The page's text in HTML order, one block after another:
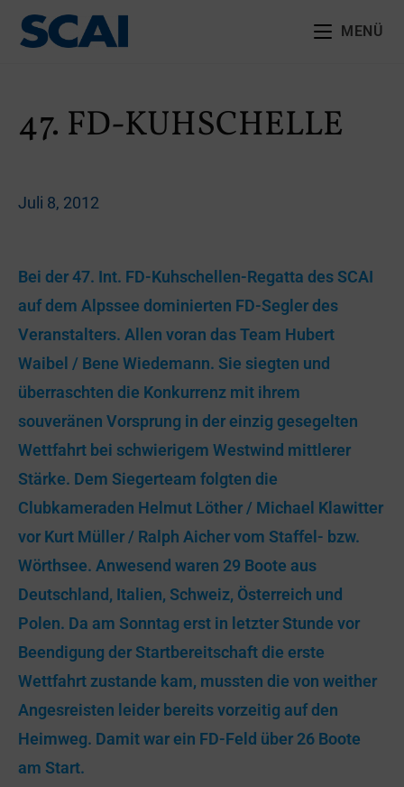
MENÜ
47. FD-KUHSCHELLE
Juli 8, 2012
Bei der 47. Int. FD-Kuhschellen-Regatta des SCAI
auf dem Alpssee dominierten FD-Segler des
Veranstalters. Allen voran das Team Hubert
Waibel / Bene Wiedemann. Sie siegten und
überraschten die Konkurrenz mit ihrem
souveränen Vorsprung in der einzig gesegelten
Wettfahrt bei schwierigem Westwind mittlerer
Stärke. Dem Siegerteam folgten die
Clubkameraden Helmut Löther / Michael Klawitter
vor Kurt Müller / Ralph Aicher vom Staffel- bzw.
Wörthsee. Anwesend waren 29 Boote aus
Deutschland, Italien, Schweiz, Österreich und
Polen. Da am Sonntag erst in letzter Stunde vor
Beendigung der Startbereitschaft die erste
Wettfahrt zustande kam, mussten die von weither
Angesreisten leider bereits vorzeitig auf den
Heimweg. Damit war ein FD-Feld über 26 Boote
am Start.